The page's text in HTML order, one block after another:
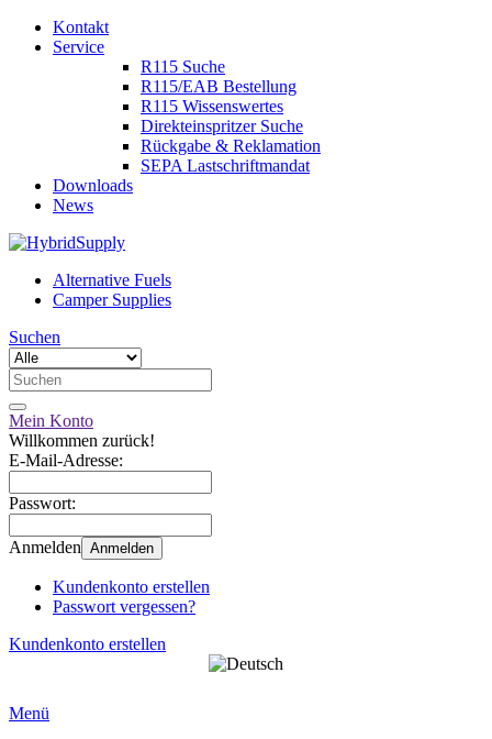
Kontakt
Service
R115 Suche
R115/EAB Bestellung
R115 Wissenswertes
Direkteinspritzer Suche
Rückgabe & Reklamation
SEPA Lastschriftmandat
Downloads
News
Alternative Fuels
Camper Supplies
Suchen
Mein Konto
Willkommen zurück!
E-Mail-Adresse:
Passwort:
Anmelden Anmelden
Kundenkonto erstellen
Passwort vergessen?
Kundenkonto erstellen
Menü